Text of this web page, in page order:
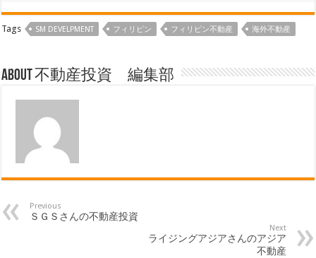
Tags SM DEVELPMENT フィリピン フィリピン不動産 海外不動産
About 不動産投資 編集部
Previous
ＳＧＳさんの不動産投資
Next
ライジングアジアさんのアジア
不動産